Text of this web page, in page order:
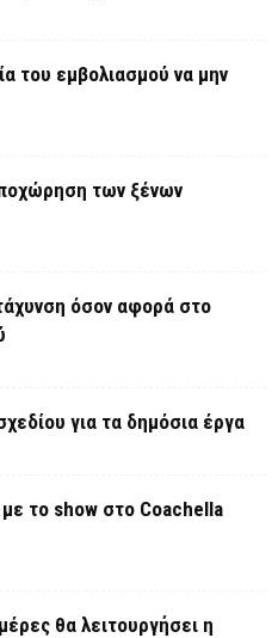
του εμβολιασμού να μην
των ξένων
όσον αφορά στο
για τα δημόσια έργα
το show στο Coachella
θα λειτουργήσει η